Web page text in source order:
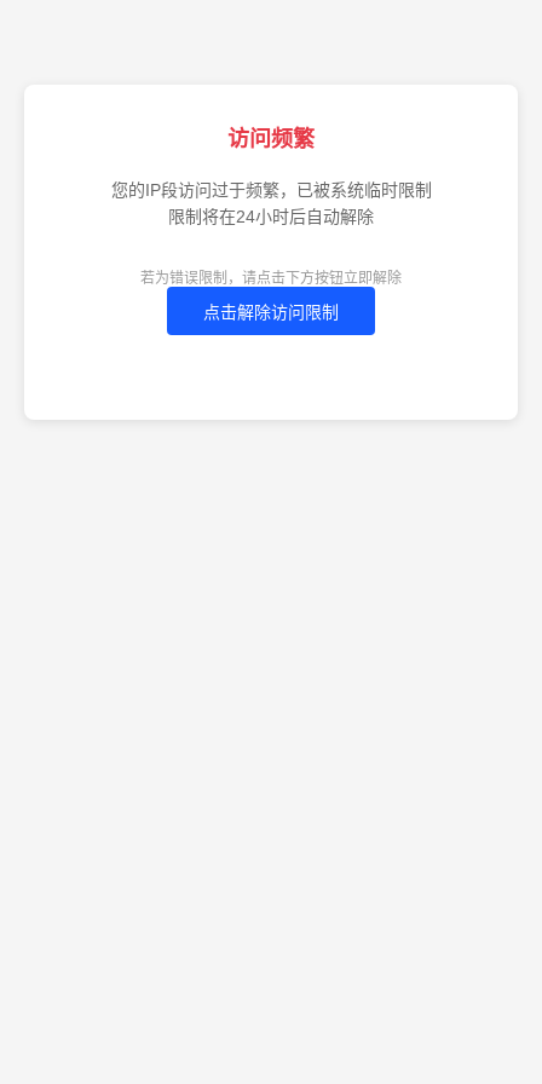
访问频繁
您的IP段访问过于频繁，已被系统临时限制
限制将在24小时后自动解除
若为错误限制，请点击下方按钮立即解除
点击解除访问限制